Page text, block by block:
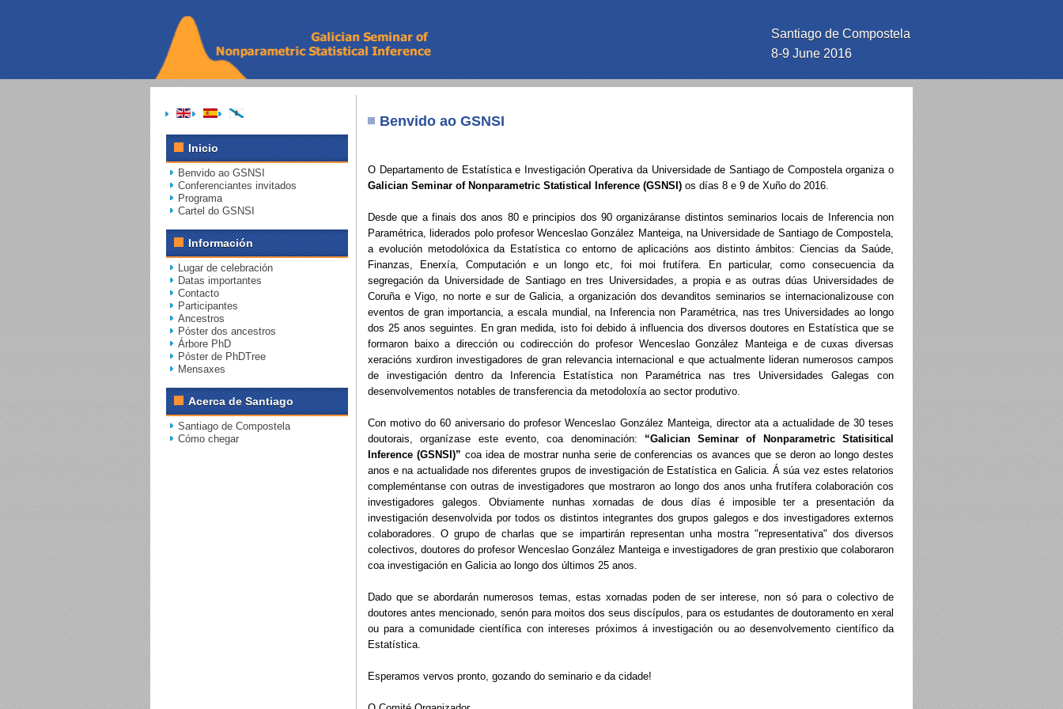
Santiago de Compostela
8-9 June 2016
Inicio
Benvido ao GSNSI
Conferenciantes invitados
Programa
Cartel do GSNSI
Información
Lugar de celebración
Datas importantes
Contacto
Participantes
Ancestros
Póster dos ancestros
Árbore PhD
Póster de PhDTree
Mensaxes
Acerca de Santiago
Santiago de Compostela
Cómo chegar
Benvido ao GSNSI
O Departamento de Estatística e Investigación Operativa da Universidade de Santiago de Compostela organiza o
Galician Seminar of Nonparametric Statistical Inference (GSNSI) os días 8 e 9 de Xuño do 2016.
Desde que a finais dos anos 80 e principios dos 90 organizáranse distintos seminarios locais de Inferencia non
Paramétrica, liderados polo profesor Wenceslao González Manteiga, na Universidade de Santiago de Compostela,
a evolución metodolóxica da Estatística co entorno de aplicacións aos distinto ámbitos: Ciencias da Saúde,
Finanzas, Enerxía, Computación e un longo etc, foi moi frutífera. En particular, como consecuencia da
segregación da Universidade de Santiago en tres Universidades, a propia e as outras dúas Universidades de
Coruña e Vigo, no norte e sur de Galicia, a organización dos devanditos seminarios se internacionalizouse con
eventos de gran importancia, a escala mundial, na Inferencia non Paramétrica, nas tres Universidades ao longo
dos 25 anos seguintes. En gran medida, isto foi debido á influencia dos diversos doutores en Estatística que se
formaron baixo a dirección ou codirección do profesor Wenceslao González Manteiga e de cuxas diversas
xeracións xurdiron investigadores de gran relevancia internacional e que actualmente lideran numerosos campos
de investigación dentro da Inferencia Estatística non Paramétrica nas tres Universidades Galegas con
desenvolvementos notables de transferencia da metodoloxía ao sector produtivo.
Con motivo do 60 aniversario do profesor Wenceslao González Manteiga, director ata a actualidade de 30 teses
doutorais, organízase este evento, coa denominación: “Galician Seminar of Nonparametric Statisitical
Inference (GSNSI)” coa idea de mostrar nunha serie de conferencias os avances que se deron ao longo destes
anos e na actualidade nos diferentes grupos de investigación de Estatística en Galicia. Á súa vez estes relatorios
compleméntanse con outras de investigadores que mostraron ao longo dos anos unha frutífera colaboración cos
investigadores galegos. Obviamente nunhas xornadas de dous días é imposible ter a presentación da
investigación desenvolvida por todos os distintos integrantes dos grupos galegos e dos investigadores externos
colaboradores. O grupo de charlas que se impartirán representan unha mostra "representativa" dos diversos
colectivos, doutores do profesor Wenceslao González Manteiga e investigadores de gran prestixio que colaboraron
coa investigación en Galicia ao longo dos últimos 25 anos.
Dado que se abordarán numerosos temas, estas xornadas poden de ser interese, non só para o colectivo de
doutores antes mencionado, senón para moitos dos seus discípulos, para os estudantes de doutoramento en xeral
ou para a comunidade científica con intereses próximos á investigación ou ao desenvolvemento científico da
Estatística.
Esperamos vervos pronto, gozando do seminario e da cidade!